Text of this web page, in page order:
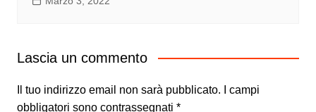
Lascia un commento
Il tuo indirizzo email non sarà pubblicato.
I campi
obbligatori sono contrassegnati *